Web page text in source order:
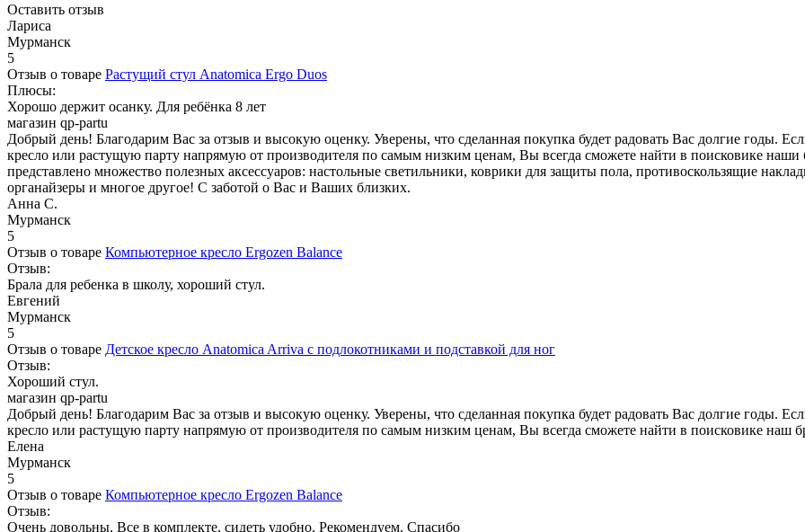
Оставить отзыв
Лариса
Мурманск
5
Отзыв о товаре Растущий стул Anatomica Ergo Duos
Плюсы:
Хорошо держит осанку. Для ребёнка 8 лет
магазин qp-partu
Добрый день! Благодарим Вас за отзыв и высокую оценку. Уверены, что сделанная покупка будет радовать Вас долгие годы.
кресло или растущую парту напрямую от производителя по самым низким ценам, Вы всегда сможете найти в поисковике
представлено множество полезных аксессуаров: настольные светильники, коврики для защиты пола, противоскользящие
органайзеры и многое другое! С заботой о Вас и Ваших близких.
Анна С.
Мурманск
5
Отзыв о товаре Компьютерное кресло Ergozen Balance
Отзыв:
Брала для ребенка в школу, хороший стул.
Евгений
Мурманск
5
Отзыв о товаре Детское кресло Anatomica Arriva с подлокотниками и подставкой для ног
Отзыв:
Хороший стул.
магазин qp-partu
Добрый день! Благодарим Вас за отзыв и высокую оценку. Уверены, что сделанная покупка будет радовать Вас долгие годы.
кресло или растущую парту напрямую от производителя по самым низким ценам, Вы всегда сможете найти в поисковике наш
Елена
Мурманск
5
Отзыв о товаре Компьютерное кресло Ergozen Balance
Отзыв:
Очень довольны. Все в комплекте, сидеть удобно. Рекомендуем. Спасибо